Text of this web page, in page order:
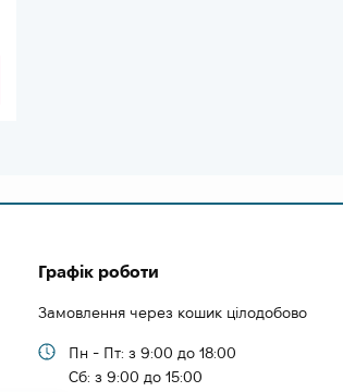
Графік роботи
Замовлення через кошик цілодобово
Пн - Пт: з 9:00 до 18:00
Cб: з 9:00 до 15:00